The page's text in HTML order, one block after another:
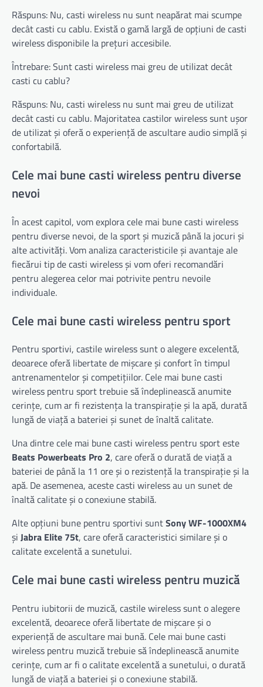
Răspuns: Nu, casti wireless nu sunt neapărat mai scumpe
decât casti cu cablu. Există o gamă largă de opțiuni de casti
wireless disponibile la prețuri accesibile.
Întrebare: Sunt casti wireless mai greu de utilizat decât
casti cu cablu?
Răspuns: Nu, casti wireless nu sunt mai greu de utilizat
decât casti cu cablu. Majoritatea castilor wireless sunt ușor
de utilizat și oferă o experiență de ascultare audio simplă și
confortabilă.
Cele mai bune casti wireless pentru diverse
nevoi
În acest capitol, vom explora cele mai bune casti wireless
pentru diverse nevoi, de la sport și muzică până la jocuri și
alte activități. Vom analiza caracteristicile și avantaje ale
fiecărui tip de casti wireless și vom oferi recomandări
pentru alegerea celor mai potrivite pentru nevoile
individuale.
Cele mai bune casti wireless pentru sport
Pentru sportivi, castile wireless sunt o alegere excelentă,
deoarece oferă libertate de mișcare și confort în timpul
antrenamentelor și competițiilor. Cele mai bune casti
wireless pentru sport trebuie să îndeplinească anumite
cerințe, cum ar fi rezistența la transpirație și la apă, durată
lungă de viață a bateriei și sunet de înaltă calitate.
Una dintre cele mai bune casti wireless pentru sport este
Beats Powerbeats Pro 2, care oferă o durată de viață a
bateriei de până la 11 ore și o rezistență la transpirație și la
apă. De asemenea, aceste casti wireless au un sunet de
înaltă calitate și o conexiune stabilă.
Alte opțiuni bune pentru sportivi suntSony WF-1000XM4
și Jabra Elite 75t, care oferă caracteristici similare și o
calitate excelentă a sunetului.
Cele mai bune casti wireless pentru muzică
Pentru iubitorii de muzică, castile wireless sunt o alegere
excelentă, deoarece oferă libertate de mișcare și o
experiență de ascultare mai bună. Cele mai bune casti
wireless pentru muzică trebuie să îndeplinească anumite
cerințe, cum ar fi o calitate excelentă a sunetului, o durată
lungă de viață a bateriei și o conexiune stabilă.